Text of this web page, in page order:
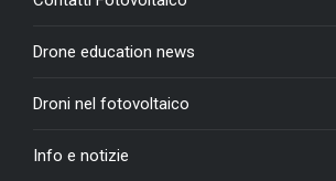
Drone education news
Droni nel fotovoltaico
Info e notizie